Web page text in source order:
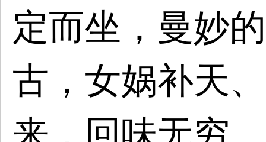
定而坐，曼妙
古，女娲补天